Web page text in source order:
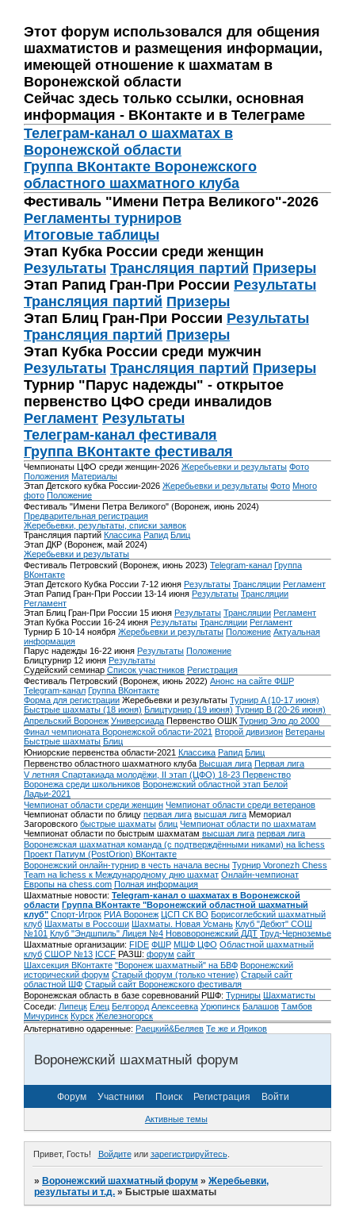
Этот форум использовался для общения
шахматистов и размещения информации,
имеющей отношение к шахматам в
Воронежской области
Сейчас здесь только ссылки, основная
информация - ВКонтакте и в Телеграме
Телеграм-канал о шахматах в
Воронежской области
Группа ВКонтакте Воронежского
областного шахматного клуба
Фестиваль "Имени Петра Великого"-2026
Регламенты турниров
Итоговые таблицы
Этап Кубка России среди женщин
Результаты Трансляция партий Призеры
Этап Рапид Гран-При России Результаты
Трансляция партий Призеры
Этап Блиц Гран-При России Результаты
Трансляция партий Призеры
Этап Кубка России среди мужчин
Результаты Трансляция партий Призеры
Турнир "Парус надежды" - открытое
первенство ЦФО среди инвалидов
Регламент Результаты
Телеграм-канал фестиваля
Группа ВКонтакте фестиваля
Чемпионаты ЦФО среди женщин-2026 Жеребьевки и результаты Фото
Положения Материалы
Этап Детского кубка России-2026 Жеребьевки и результаты Фото Много
фото Положение
Фестиваль "Имени Петра Великого" (Воронеж, июнь 2024)
Предварительная регистрация
Жеребьевки, результаты, списки заявок
Трансляция партий Классика Рапид Блиц
Этап ДКР (Воронеж, май 2024)
Жеребьевки и результаты
Фестиваль Петровский (Воронеж, июнь 2023) Telegram-канал Группа
ВКонтакте
Этап Детского Кубка России 7-12 июня Результаты Трансляции Регламент
Этап Рапид Гран-При России 13-14 июня Результаты Трансляции
Регламент
Этап Блиц Гран-При России 15 июня Результаты Трансляции Регламент
Этап Кубка России 16-24 июня Результаты Трансляции Регламент
Турнир Б 10-14 ноября Жеребьевки и результаты Положение Актуальная
информация
Парус надежды 16-22 июня Результаты Положение
Блицтурнир 12 июня Результаты
Судейский семинар Список участников Регистрация
Фестиваль Петровский (Воронеж, июнь 2022) Анонс на сайте ФШР
Telegram-канал Группа ВКонтакте
Форма для регистрации Жеребьевки и результаты Турнир A (10-17 июня)
Быстрые шахматы (18 июня) Блицтурнир (19 июня) Турнир B (20-26 июня)
Апрельский Воронеж Универсиада Первенство ОШК Турнир Эло до 2000
Финал чемпионата Воронежской области-2021 Второй дивизион Ветераны
Быстрые шахматы Блиц
Юниорские первенства области-2021 Классика Рапид Блиц
Первенство областного шахматного клуба Высшая лига Первая лига
V летняя Спартакиада молодёжи, II этап (ЦФО) 18-23 Первенство
Воронежа среди школьников Воронежский областной этап Белой
Ладьи-2021
Чемпионат области среди женщин Чемпионат области среди ветеранов
Чемпионат области по блицу первая лига высшая лига Мемориал
Загоровского быстрые шахматы блиц Чемпионат области по шахматам
Чемпионат области по быстрым шахматам высшая лига первая лига
Воронежская шахматная команда (с подтверждёнными никами) на lichess
Проект Патиум (PostOrion) ВКонтакте
Воронежский онлайн-турнир в честь начала весны Турнир Voronezh Chess
Team на lichess к Международному дню шахмат Онлайн-чемпионат
Европы на chess.com Полная информация
Шахматные новости: Telegram-канал о шахматах в Воронежской
области Группа ВКонтакте "Воронежский областной шахматный
клуб" Спорт-Игрок РИА Воронеж ЦСП СК ВО Борисоглебский шахматный
клуб Шахматы в Россоши Шахматы. Новая Усмань Клуб "Дебют" СОШ
№101 Клуб "Эндшпиль" Лицея №4 Нововоронежский ДДТ Труд-Черноземье
Шахматные организации: FIDE ФШР МШФ ЦФО Областной шахматный
клуб СШОР №13 ICCF РАЗШ: форум сайт
Шахсекция ВКонтакте "Воронеж шахматный" на БВФ Воронежский
исторический форум Cтарый форум (только чтение) Старый сайт
областной ШФ Старый сайт Воронежского фестиваля
Воронежская область в базе соревнований РШФ: Турниры Шахматисты
Соседи: Липецк Елец Белгород Алексеевка Урюпинск Балашов Тамбов
Мичуринск Курск Железногорск
Альтернативно одаренные: Раецкий&Беляев Те же и Яриков
Воронежский шахматный форум
Форум Участники Поиск Регистрация Войти
Активные темы
Привет, Гость! Войдитеили зарегистрируйтесь.
»Воронежский шахматный форум »Жеребьевки,
результаты и т.д. »Быстрые шахматы